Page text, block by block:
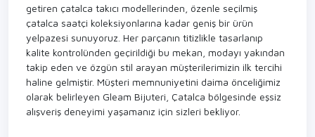
getiren çatalca takıcı modellerinden, özenle seçilmiş
çatalca saatçi koleksiyonlarına kadar geniş bir ürün
yelpazesi sunuyoruz. Her parçanın titizlikle tasarlanıp
kalite kontrolünden geçirildiği bu mekan, modayı yakından
takip eden ve özgün stil arayan müşterilerimizin ilk tercihi
haline gelmiştir. Müşteri memnuniyetini daima önceliğimiz
olarak belirleyen Gleam Bijuteri, Çatalca bölgesinde eşsiz
alışveriş deneyimi yaşamanız için sizleri bekliyor.